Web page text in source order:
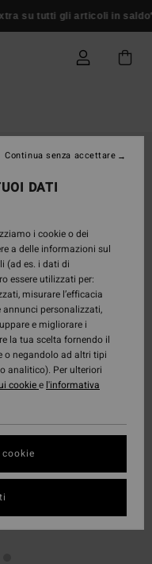
su tutti gli articoli in saldo*
DATI
i cookie o dei
a delle informazioni sul
(ad es. i dati di
essere utilizzati per:
misurare l’efficacia
personalizzati,
e migliorare i
la tua scelta fornendo il
o negandolo ad altri tipi
analitico). Per ulteriori
cookiee l'informativa
Continua senza accettare